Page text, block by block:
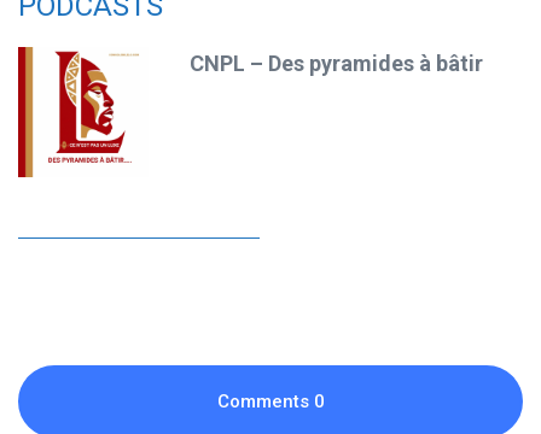
CNPL – Des pyramides à bâtir
Comments 0